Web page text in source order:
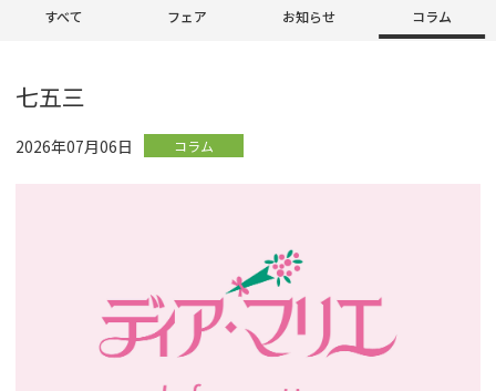
すべて フェア お知らせ コラム
七五三
2026年07月06日 コラム